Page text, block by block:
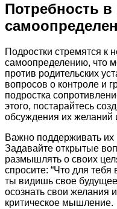
Потребность
Подростки стремятся к
самоопределению, что
против родительских
вопросов о контроле и
подростка
этого, постарайтесь
обсуждения их желаний
Важно поддерживать их
Задавайте открытые
размышлять о своих
спросите: “Что для тебя
ты видишь свое
осознать свои желания
критическое мышление.